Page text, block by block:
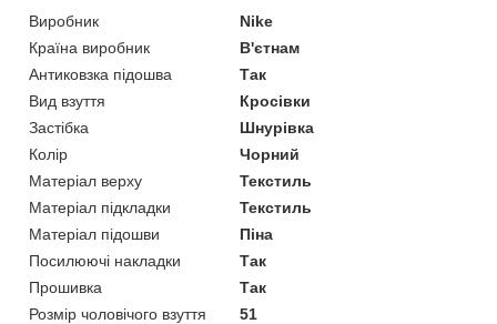
Виробник
Nike
Країна виробник
В'єтнам
Антиковзка підошва
Так
Вид взуття
Кросівки
Застібка
Шнурівка
Колір
Чорний
Матеріал верху
Текстиль
Матеріал підкладки
Текстиль
Матеріал підошви
Піна
Посилюючі накладки
Так
Прошивка
Так
Розмір чоловічого взуття
51